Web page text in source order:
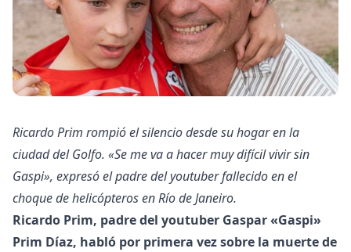
Ricardo Prim rompió el silencio desde su hogar en la
ciudad del Golfo. «Se me va a hacer muy difícil vivir sin
Gaspi», expresó el padre del youtuber fallecido en el
choque de helicópteros en Río de Janeiro.
Ricardo Prim, padre del youtuber Gaspar «Gaspi»
Prim Díaz, habló por primera vez sobre la muerte de